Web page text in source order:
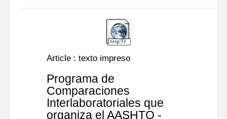
Article : texto impreso
Programa de
Comparaciones
Interlaboratoriales que
organiza el AASHTO -